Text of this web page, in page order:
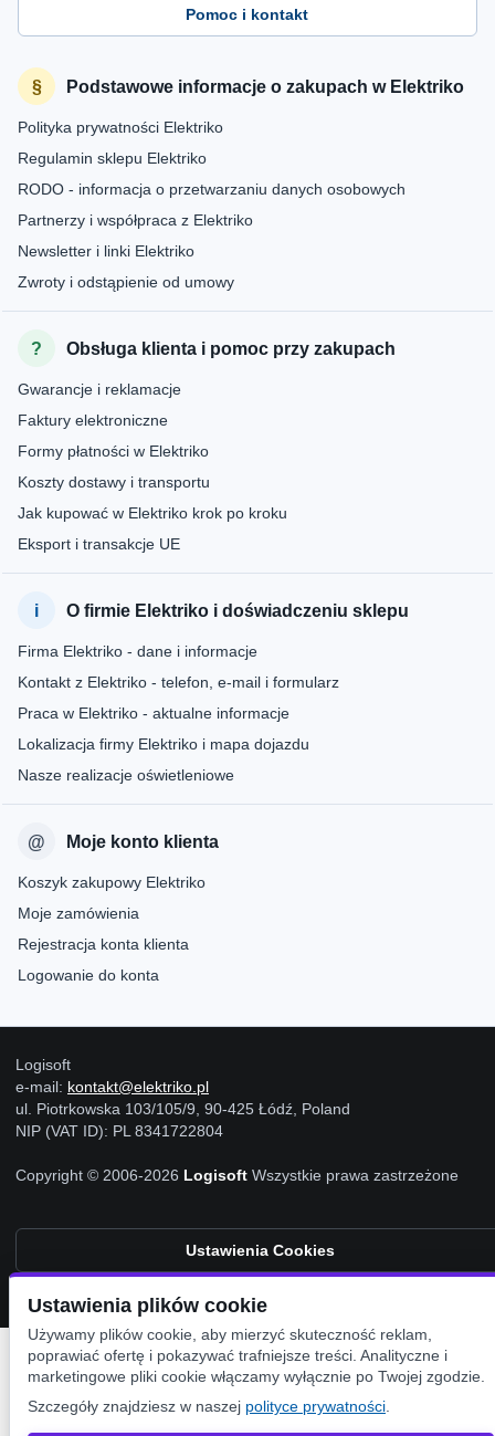
Pomoc i kontakt
Podstawowe informacje o zakupach w Elektriko
Polityka prywatności Elektriko
Regulamin sklepu Elektriko
RODO - informacja o przetwarzaniu danych osobowych
Partnerzy i współpraca z Elektriko
Newsletter i linki Elektriko
Zwroty i odstąpienie od umowy
Obsługa klienta i pomoc przy zakupach
Gwarancje i reklamacje
Faktury elektroniczne
Formy płatności w Elektriko
Koszty dostawy i transportu
Jak kupować w Elektriko krok po kroku
Eksport i transakcje UE
O firmie Elektriko i doświadczeniu sklepu
Firma Elektriko - dane i informacje
Kontakt z Elektriko - telefon, e-mail i formularz
Praca w Elektriko - aktualne informacje
Lokalizacja firmy Elektriko i mapa dojazdu
Nasze realizacje oświetleniowe
Moje konto klienta
Koszyk zakupowy Elektriko
Moje zamówienia
Rejestracja konta klienta
Logowanie do konta
Logisoft
e-mail: kontakt@elektriko.pl
ul. Piotrkowska 103/105/9, 90-425 Łódź, Poland
NIP (VAT ID): PL 8341722804
Copyright © 2006-2026 Logisoft Wszystkie prawa zastrzeżone
Ustawienia Cookies
Ustawienia plików cookie
Używamy plików cookie, aby mierzyć skuteczność reklam,
poprawiać ofertę i pokazywać trafniejsze treści. Analityczne i
marketingowe pliki cookie włączamy wyłącznie po Twojej zgodzie.
Szczegóły znajdziesz w naszej polityce prywatności